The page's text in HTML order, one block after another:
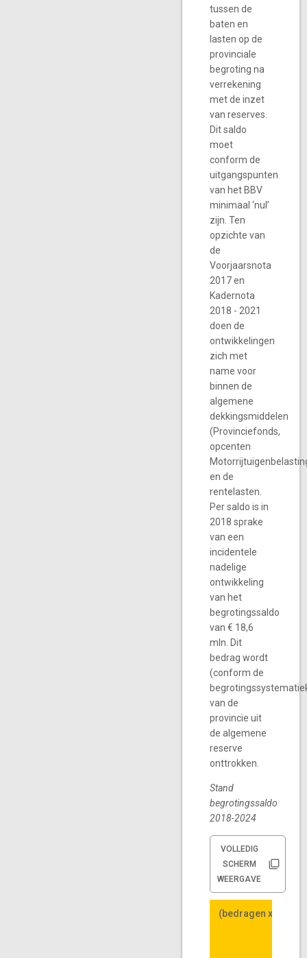
tussen de
baten en
lasten op de
provinciale
begroting na
verrekening
met de inzet
van reserves.
Dit saldo
moet
conform de
uitgangspunten
van het BBV
minimaal ‘nul’
zijn. Ten
opzichte van
de
Voorjaarsnota
2017 en
Kadernota
2018 - 2021
doen de
ontwikkelingen
zich met
name voor
binnen de
algemene
dekkingsmiddelen
(Provinciefonds,
opcenten
en de
rentelasten.
Per saldo is in
2018 sprake
van een
incidentele
nadelige
ontwikkeling
van het
begrotingssaldo
van € 18,6
mln. Dit
bedrag wordt
(conform de
van de
provincie uit
de algemene
reserve
onttrokken.
Stand
begrotingssaldo
2018-2024
VOLLEDIG
SCHERM
WEERGAVE
(bedragen x € 1
(bedragen x € 1